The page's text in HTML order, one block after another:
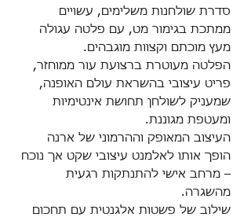
סדרת שולחנות משלימים, עשויים
ממתכת בגימור מט, עם פלטה עגולה
מעץ מוכתם וקצוות מוגבהים.
הפלטה מעוטרת ברצועת עור ממוחזר,
פריט עיצובי בהשראת עולם האופנה,
שמעניק לשולחן תחושת אינטימיות
ומעטפת מגוננת.
העיצוב המאופק וההרמוני של ארנה
הופך אותו לאלמנט עיצובי שקט אך נוכח
– מרחב אישי להתנתקות רגעית
מהשגרה.
שילוב של פשטות אלגנטית עם תחכום